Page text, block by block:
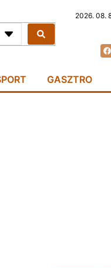
2026. 08.
GASZTRO